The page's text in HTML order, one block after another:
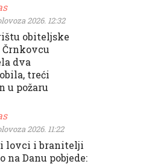
2026. 12:32
obiteljske
Črnkovcu
dva
treći
u požaru
2026. 11:22
lovci i branitelji
na Danu pobjede: